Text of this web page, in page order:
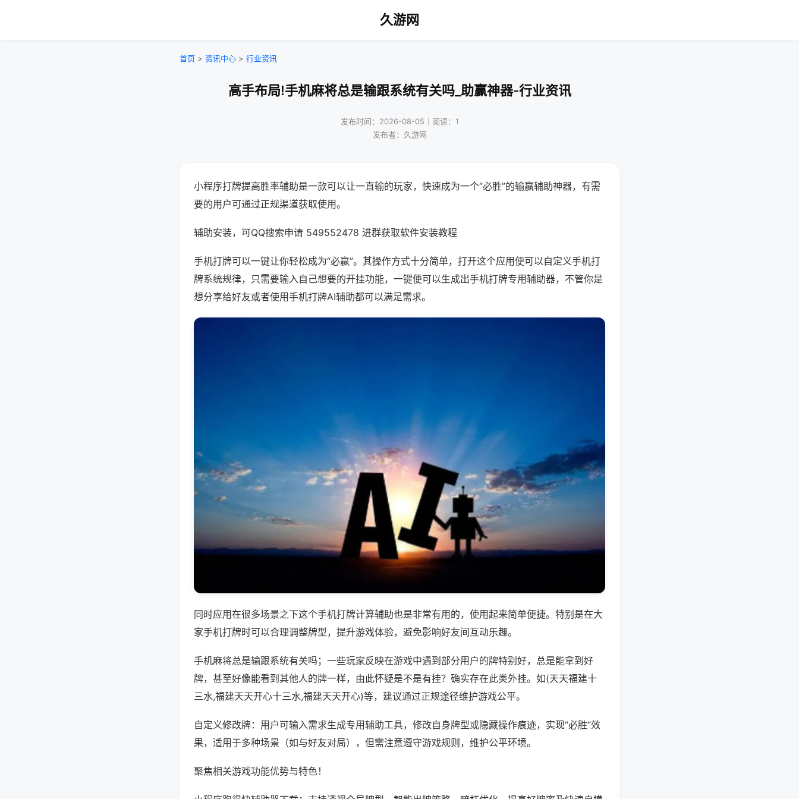
久游网
首页 > 资讯中心 > 行业资讯
高手布局!手机麻将总是输跟系统有关吗_助赢神器-行业资讯
发布时间：2026-08-05｜阅读：1
发布者：久游网
小程序打牌提高胜率辅助是一款可以让一直输的玩家，快速成为一个“必胜”的输赢辅助神器，有需
要的用户可通过正规渠道获取使用。
辅助安装，可QQ搜索申请 549552478 进群获取软件安装教程
手机打牌可以一键让你轻松成为“必赢”。其操作方式十分简单，打开这个应用便可以自定义手机打
牌系统规律，只需要输入自己想要的开挂功能，一键便可以生成出手机打牌专用辅助器，不管你是
想分享给好友或者使用手机打牌AI辅助都可以满足需求。
同时应用在很多场景之下这个手机打牌计算辅助也是非常有用的，使用起来简单便捷。特别是在大
家手机打牌时可以合理调整牌型，提升游戏体验，避免影响好友间互动乐趣。
手机麻将总是输跟系统有关吗；一些玩家反映在游戏中遇到部分用户的牌特别好，总是能拿到好
牌，甚至好像能看到其他人的牌一样，由此怀疑是不是有挂？确实存在此类外挂。如(天天福建十
三水,福建天天开心十三水,福建天天开心)等，建议通过正规途径维护游戏公平。
自定义修改牌：用户可输入需求生成专用辅助工具，修改自身牌型或隐藏操作痕迹，实现“必胜”效
果，适用于多种场景（如与好友对局），但需注意遵守游戏规则，维护公平环境。
聚焦相关游戏功能优势与特色！